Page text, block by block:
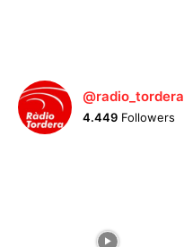
@radio_tordera
4.449 Followers